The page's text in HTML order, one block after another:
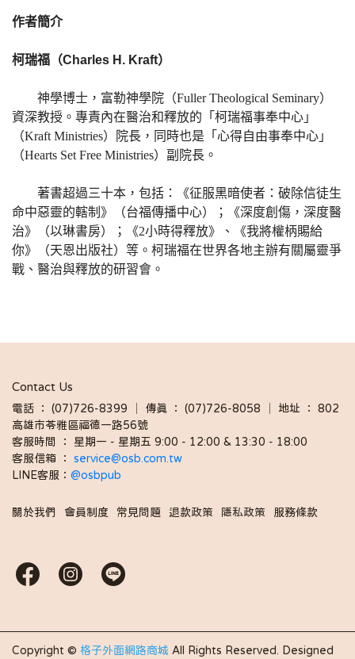
作者簡介
柯瑞福（Charles H. Kraft）
神學博士，富勒神學院（Fuller Theological Seminary）
資深教授。專責內在醫治和釋放的「柯瑞福事奉中心」
（Kraft Ministries）院長，同時也是「心得自由事奉中心」
（Hearts Set Free Ministries）副院長。
著書超過三十本，包括：《征服黑暗使者：破除信徒生
命中惡靈的轄制》（台福傳播中心）；《深度創傷，深度醫
治》（以琳書房）；《2小時得釋放》、《我將權柄賜給
你》（天恩出版社）等。柯瑞福在世界各地主辦有關屬靈爭
戰、醫治與釋放的研習會。
Contact Us
電話 ： (07)726-8399 │ 傳真 ： (07)726-8058 │ 地址 ： 802
高雄市苓雅區福德一路56號
客服時間 ： 星期一 - 星期五 9:00 - 12:00 & 13:30 - 18:00
客服信箱 ： service@osb.com.tw
LINE客服： @osbpub
關於我們 會員制度 常見問題 退款政策 隱私政策 服務條款
Copyright © 格子外面網路商城 All Rights Reserved. Designed